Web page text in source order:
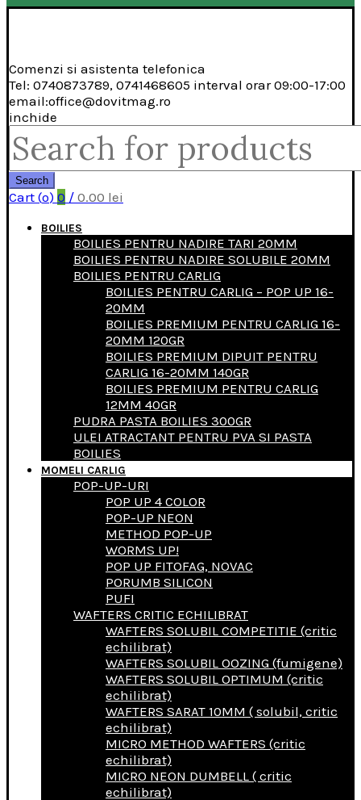
Comenzi si asistenta telefonica
Tel: 0740873789, 0741468605 interval orar 09:00-17:00
email:office@dovitmag.ro
inchide
Search
for:
Search
Cart (o) 0 / 0.00 lei
BOILIES
BOILIES PENTRU NADIRE TARI 20MM
BOILIES PENTRU NADIRE SOLUBILE 20MM
BOILIES PENTRU CARLIG
BOILIES PENTRU CARLIG – POP UP 16-
20MM
BOILIES PREMIUM PENTRU CARLIG 16-
20MM 120GR
BOILIES PREMIUM DIPUIT PENTRU
CARLIG 16-20MM 140GR
BOILIES PREMIUM PENTRU CARLIG
12MM 40GR
PUDRA PASTA BOILIES 300GR
ULEI ATRACTANT PENTRU PVA SI PASTA
BOILIES
MOMELI CARLIG
POP-UP-URI
POP UP 4 COLOR
POP-UP NEON
METHOD POP-UP
WORMS UP!
POP UP FITOFAG, NOVAC
PORUMB SILICON
PUFI
WAFTERS CRITIC ECHILIBRAT
WAFTERS SOLUBIL COMPETITIE (critic
echilibrat)
WAFTERS SOLUBIL OOZING (fumigene)
WAFTERS SOLUBIL OPTIMUM (critic
echilibrat)
WAFTERS SARAT 10MM ( solubil, critic
echilibrat)
MICRO METHOD WAFTERS (critic
echilibrat)
MICRO NEON DUMBELL ( critic
echilibrat)